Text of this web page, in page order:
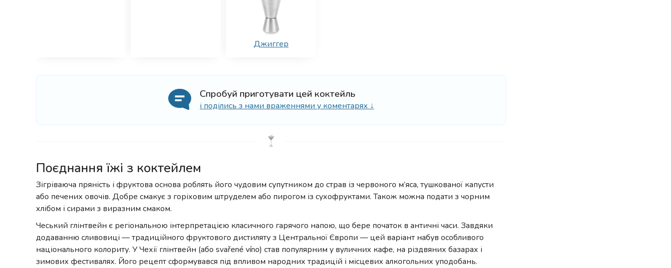
Джиггер
Спробуй приготувати цей коктейль
і поділись з нами враженнями у коментарях ↓
Поєднання їжі з коктейлем
Зігріваюча пряність і фруктова основа роблять його чудовим супутником до страв із червоного м’яса, тушкованої капусти
або печених овочів. Добре смакує з горіховим штруделем або пирогом із сухофруктами. Також можна подати з чорним
хлібом і сирами з виразним смаком.
Чеський глінтвейн є регіональною інтерпретацією класичного гарячого напою, що бере початок в античні часи. Завдяки
додаванню сливовиці — традиційного фруктового дистиляту з Центральної Європи — цей варіант набув особливого
національного колориту. У Чехії глінтвейн (або svařené víno) став популярним у вуличних кафе, на різдвяних базарах і
зимових фестивалях. Його рецепт сформувався під впливом народних традицій і місцевих алкогольних уподобань.